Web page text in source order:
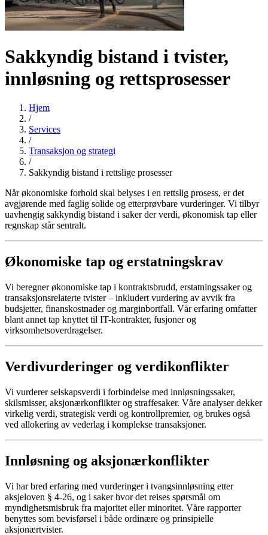
Sakkyndig bistand i tvister,
innløsning og rettsprosesser
Hjem
/
Services
/
Transaksjon og strategi
/
Sakkyndig bistand i rettslige prosesser
Når økonomiske forhold skal belyses i en rettslig prosess, er det
avgjørende med faglig solide og etterprøvbare vurderinger. Vi tilbyr
uavhengig sakkyndig bistand i saker der verdi, økonomisk tap eller
regnskap står sentralt.
Økonomiske tap og erstatningskrav
Vi beregner økonomiske tap i kontraktsbrudd, erstatningssaker og
transaksjonsrelaterte tvister – inkludert vurdering av avvik fra
budsjetter, finanskostnader og marginbortfall. Vår erfaring omfatter
blant annet tap knyttet til IT-kontrakter, fusjoner og
virksomhetsoverdragelser.
Verdivurderinger og verdikonflikter
Vi vurderer selskapsverdi i forbindelse med innløsningssaker,
skilsmisser, aksjonærkonflikter og straffesaker. Våre analyser dekker
virkelig verdi, strategisk verdi og kontrollpremier, og brukes også
ved allokering av vederlag i komplekse transaksjoner.
Innløsning og aksjonærkonflikter
Vi har bred erfaring med vurderinger i tvangsinnløsning etter
aksjeloven § 4-26, og i saker hvor det reises spørsmål om
myndighetsmisbruk fra majoritet eller minoritet. Våre rapporter
benyttes som bevisførsel i både ordinære og prinsipielle
aksjonærtvister.